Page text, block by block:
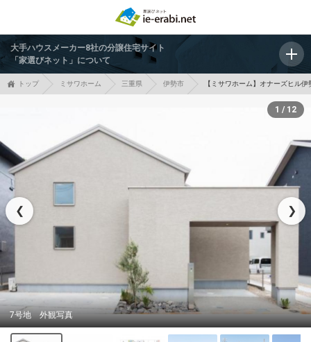
大手ハウスメーカー8社の分譲住宅サイト
「家選びネット」について
トップ ミサワホーム 三重県 伊勢市 【ミサワホーム】オナーズヒル伊
❮
7号地 外観写真
❯
1 / 12